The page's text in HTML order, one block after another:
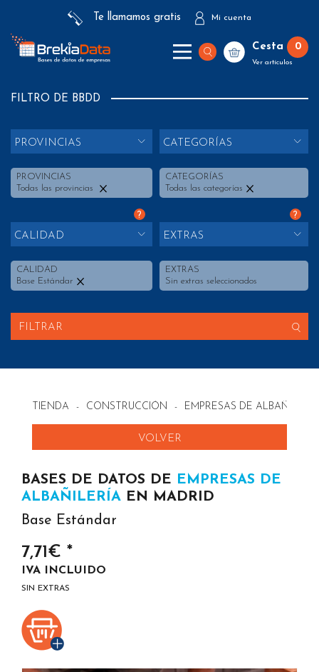
Te llamamos gratis Mi cuenta
Cesta 0
Ver artículos
FILTRO DE BBDD
PROVINCIAS
PROVINCIAS
Todas las provincias
CATEGORÍAS
CATEGORÍAS
Todas las categorías
?
CALIDAD
CALIDAD
Base Estándar
?
EXTRAS
EXTRAS
Sin extras seleccionados
FILTRAR
TIENDA - CONSTRUCCIÓN - EMPRESAS DE
VOLVER
BASES DE DATOS DE EMPRESAS DE
ALBAÑILERÍA EN MADRID
Base Estándar
7,71€ *
IVA INCLUIDO
SIN EXTRAS